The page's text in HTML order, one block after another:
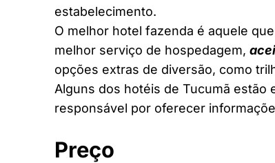
estabelecimento.
O melhor hotel fazenda é aquele
melhor serviço de hospedagem,
opções extras de diversão, como
Alguns dos hotéis de Tucumã estão
responsável por oferecer
Preço